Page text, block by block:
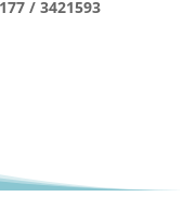
/ 3421593